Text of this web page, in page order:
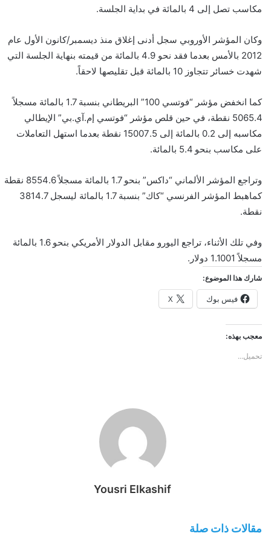
مكاسب تصل إلى 4 بالمائة في بداية الجلسة.
وكان المؤشر الأوروبي سجل أدنى إغلاق منذ ديسمبر/كانون الأول عام
2012 بالأمس بعدما فقد نحو 4.9 بالمائة من قيمته بنهاية الجلسة التي
شهدت خسائر تتجاوز 10 بالمائة قبل تقليصها لاحقاً.
كما انخفض مؤشر “فوتسي 100” البريطاني بنسبة 1.7 بالمائة مسجلاً
5065.4 نقطة، في حين قلص مؤشر “فوتسي إم.آي.بي” الإيطالي
مكاسبه إلى 0.2 بالمائة إلى 15007.5 نقطة بعدما استهل التعاملات
على مكاسب بنحو 5.4 بالمائة.
وتراجع المؤشر الألماني “داكس” بنحو 1.7 بالمائة مسجلاً 8554.6 نقطة
كماهبط المؤشر الفرنسي “كاك” بنسبة 1.7 بالمائة ليسجل 3814.7
نقطة.
وفي تلك الأثناء، تراجع اليورو مقابل الدولار الأمريكي بنحو 1.6 بالمائة
مسجلاً 1.1001 دولار.
شارك هذا الموضوع:
فيس بوك X
معجب بهذه:
تحميل...
Yousri Elkashif
مقالات ذات صلة